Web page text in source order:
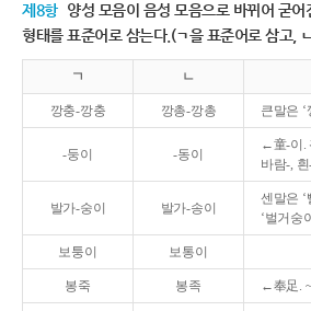
제8항 양성 모음이 음성 모음으로 바뀌어 굳
형태를 표준어로 삼는다.(ㄱ을 표준어로 삼고,
ㄱ ㄴ
깡충-깡충 깡총-깡총 큰말은 ‘
-둥이 -동이
←童-이.
바람-, 흰
발가-숭이 발가-송이
센말은 ‘
‘벌거숭
보퉁이 보통이
봉죽 봉족 ←奉足.